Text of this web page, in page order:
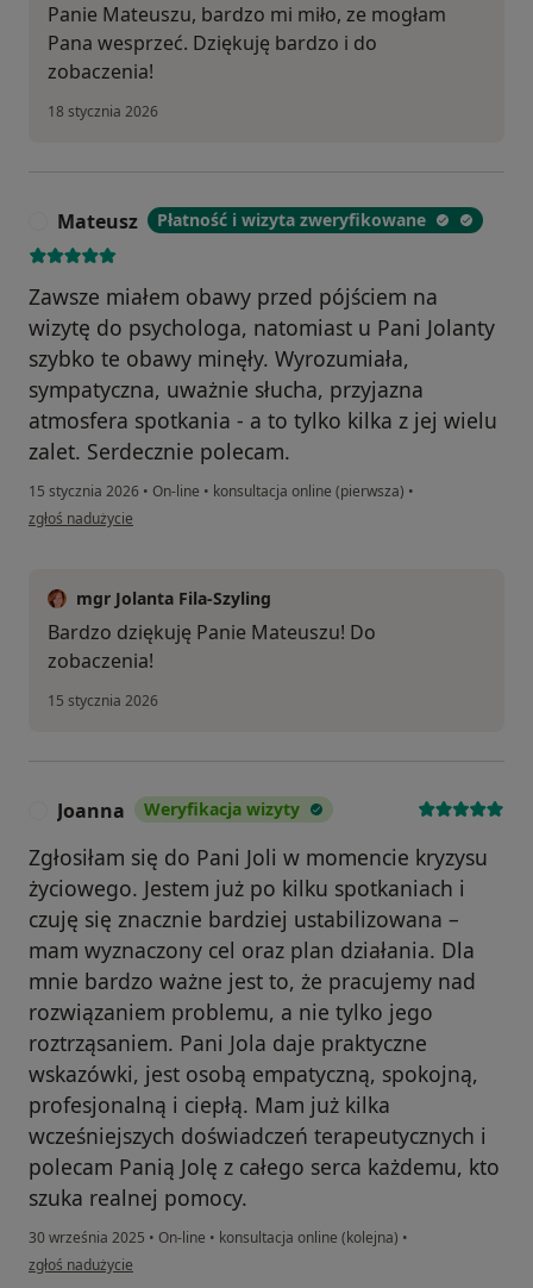
Panie Mateuszu, bardzo mi miło, ze mogłam
Pana wesprzeć. Dziękuję bardzo i do
zobaczenia!
18 stycznia 2026
Mateusz Płatność i wizyta zweryfikowane
Zawsze miałem obawy przed pójściem na
wizytę do psychologa, natomiast u Pani Jolanty
szybko te obawy minęły. Wyrozumiała,
sympatyczna, uważnie słucha, przyjazna
atmosfera spotkania - a to tylko kilka z jej wielu
zalet. Serdecznie polecam.
15 stycznia 2026 • On-line • konsultacja online (pierwsza) •
w opinii użytkownika Mateusz
zgłoś nadużycie
mgr Jolanta Fila-Szyling
Bardzo dziękuję Panie Mateuszu! Do
zobaczenia!
15 stycznia 2026
Joanna Weryfikacja wizyty
Zgłosiłam się do Pani Joli w momencie kryzysu
życiowego. Jestem już po kilku spotkaniach i
czuję się znacznie bardziej ustabilizowana –
mam wyznaczony cel oraz plan działania. Dla
mnie bardzo ważne jest to, że pracujemy nad
rozwiązaniem problemu, a nie tylko jego
roztrząsaniem. Pani Jola daje praktyczne
wskazówki, jest osobą empatyczną, spokojną,
profesjonalną i ciepłą. Mam już kilka
wcześniejszych doświadczeń terapeutycznych i
polecam Panią Jolę z całego serca każdemu, kto
szuka realnej pomocy.
30 września 2025 • On-line • konsultacja online (kolejna) •
w opinii użytkownika Joanna
zgłoś nadużycie